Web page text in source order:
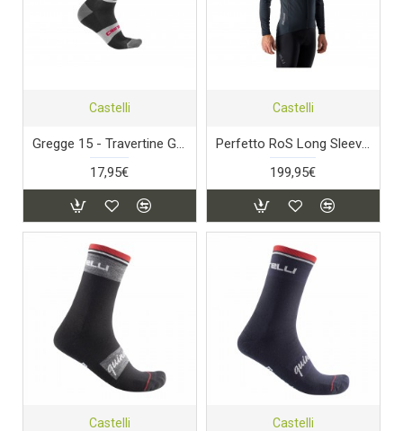
Castelli
Gregge 15 - Travertine Grey/Nickel Grey
17,95€
Castelli
Perfetto RoS Long Sleeve Jacket - Light Black/Silver Reflex
199,95€
Castelli Castelli